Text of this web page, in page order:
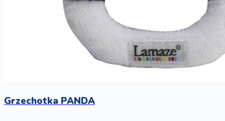
Grzechotka PANDA